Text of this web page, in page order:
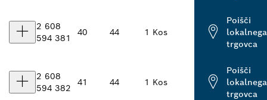
2 608
594 381
40 44 1 Kos
Poišči
lokalnega
trgovca
2 608
594 382
41 44 1 Kos
Poišči
lokalnega
trgovca